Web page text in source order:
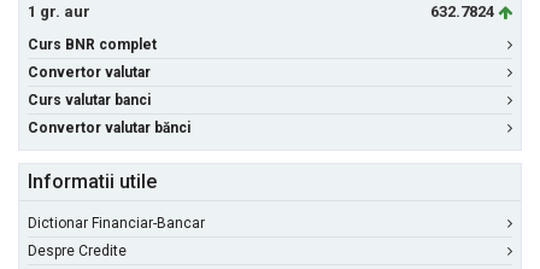
1 gr. aur
632.7824
Curs BNR complet
Convertor valutar
Curs valutar banci
Convertor valutar bănci
Informatii utile
Dictionar Financiar-Bancar
Despre Credite